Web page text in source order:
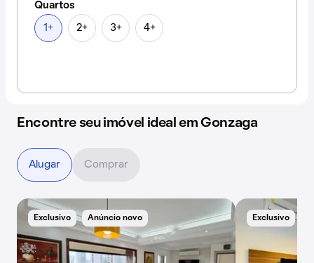
Quartos
1+ 2+ 3+ 4+
Encontre seu imóvel ideal em Gonzaga
Exclusivo Anúncio novo Exclusivo
Alugar Comprar